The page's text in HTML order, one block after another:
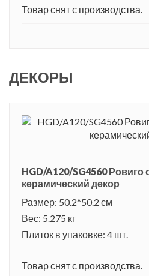
Товар снят с производства.
ДЕКОРЫ
HGD/A120/SG4560 Ровиго
керамический декор
Размер: 50.2*50.2 см
Вес: 5.275 кг
Плиток в упаковке: 4 шт.
Товар снят с производства.